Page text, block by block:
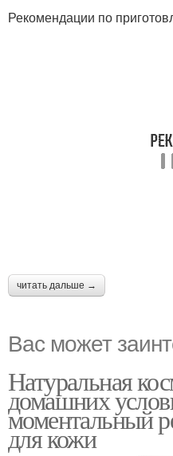
Рекомендации по
читать дальше →
Вас может
Натуральная
домашних
моментальный
для кожи